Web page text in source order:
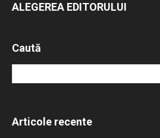
ALEGEREA EDITORULUI
Caută
Articole recente